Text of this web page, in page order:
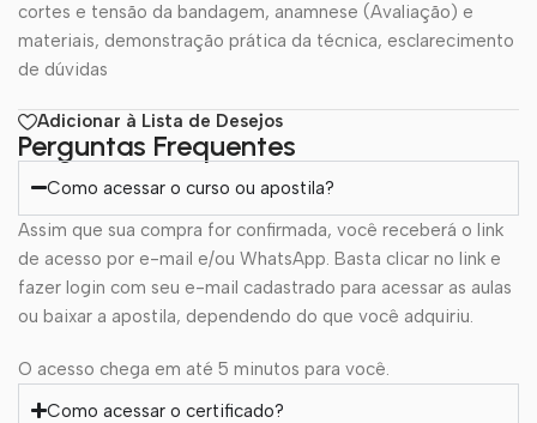
cortes e tensão da bandagem, anamnese (Avaliação) e
materiais, demonstração prática da técnica, esclarecimento
de dúvidas
Adicionar à Lista de Desejos
Perguntas Frequentes
Como acessar o curso ou apostila?
Assim que sua compra for confirmada, você receberá o link
de acesso por e-mail e/ou WhatsApp. Basta clicar no link e
fazer login com seu e-mail cadastrado para acessar as aulas
ou baixar a apostila, dependendo do que você adquiriu.
O acesso chega em até 5 minutos para você.
Como acessar o certificado?